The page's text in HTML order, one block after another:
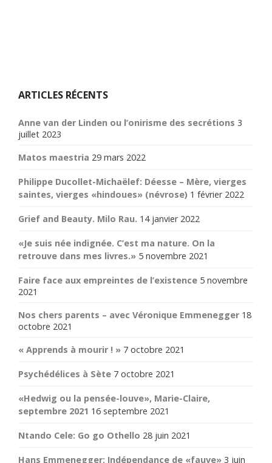
ARTICLES RÉCENTS
Anne van der Linden ou l’onirisme des secrétions 3
juillet 2023
Matos maestria 29 mars 2022
Philippe Ducollet-Michaëlef: Déesse – Mère, vierges
saintes, vierges «hindoues» (névrose) 1 février 2022
Grief and Beauty. Milo Rau. 14 janvier 2022
«Je suis née indignée. C’est ma nature. On la
retrouve dans mes livres.» 5 novembre 2021
Faire face aux empreintes de l’existence 5 novembre
2021
Nos chers parents – avec Véronique Emmenegger 18
octobre 2021
« Apprends à mourir ! » 7 octobre 2021
Psychédélices à Sète 7 octobre 2021
«Hedwig ou la pensée-louve», Marie-Claire,
septembre 2021 16 septembre 2021
Ntando Cele: Go go Othello 28 juin 2021
Hans Emmenegger: Indépendance de «fauve» 3 juin